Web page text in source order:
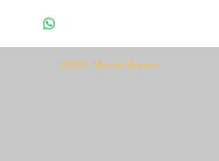
Potencia la vitalidad
Modo de uso
©2020 Mundo Urbano